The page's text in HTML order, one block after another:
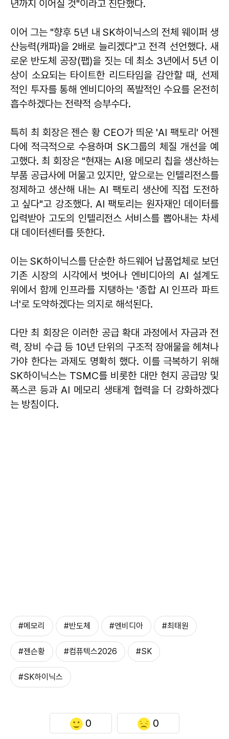
년까지 이어질 것"이라고 진단했다.
이어 그는 "향후 5년 내 SK하이닉스의 전체 웨이퍼 생
산능력(캐파)을 2배로 늘리겠다"고 전격 선언했다. 새
로운 반도체 공장(팹)을 짓는 데 최소 3년에서 5년 이
상이 소요되는 타이트한 리드타임을 감안할 때, 선제
적인 투자를 통해 엔비디아의 폭발적인 수요를 온전히
흡수하겠다는 전략적 승부수다.
특히 최 회장은 젠슨 황 CEO가 띄운 'AI 팩토리' 어젠
다에 적극적으로 수용하며 SK그룹의 체질 개선을 예
고했다. 최 회장은 "현재는 AI용 메모리 칩을 생산하는
부품 공급사에 머물고 있지만, 앞으로는 인텔리전스를
정제하고 생산해 내는 AI 팩토리 생산에 직접 도전하
고 싶다"고 강조했다. AI 팩토리는 원자재인 데이터를
입력받아 고도의 인텔리전스 서비스를 뽑아내는 차세
대 데이터센터를 뜻한다.
이는 SK하이닉스를 단순한 하드웨어 납품업체로 보던
기존 시장의 시각에서 벗어나 엔비디아의 AI 설계도
위에서 함께 인프라를 지탱하는 '종합 AI 인프라 파트
너'로 도약하겠다는 의지로 해석된다.
다만 최 회장은 이러한 공급 확대 과정에서 자금과 전
력, 장비 수급 등 10년 단위의 구조적 장애물을 헤쳐나
가야 한다는 과제도 명확히 했다. 이를 극복하기 위해
SK하이닉스는 TSMC를 비롯한 대만 현지 공급망 및
폭스콘 등과 AI 메모리 생태계 협력을 더 강화하겠다
는 방침이다.
#메모리 #반도체 #엔비디아 #최태원
#젠슨황 #컴퓨텍스2026 #SK
#SK하이닉스
0 0